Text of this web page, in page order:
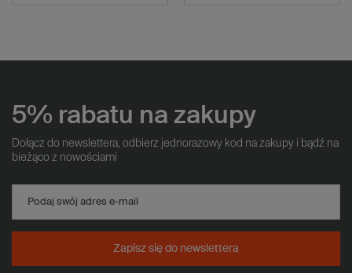
5% rabatu na zakupy
Dołącz do newslettera, odbierz jednorazowy kod na zakupy i bądź na
bieżąco z nowościami
Podaj swój adres e-mail
Zapisz się do newslettera